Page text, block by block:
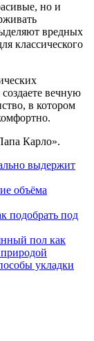
но и
вредных
классического
вечную
в котором
Карло».
выдержит
объёма
подобрать под
пол как
укладки